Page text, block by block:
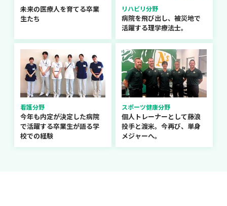
未来の医療人を育てる卒業
生たち
リハビリ分野
病院を飛び出し、被災地で
活躍する理学療法士。
看護分野
今年も内定が決定した病院
で活躍する卒業生が語る学
校での経験
スポーツ健康分野
個人トレーナーとして藤浪
投手と渡米。今再び、単身
メジャーへ。